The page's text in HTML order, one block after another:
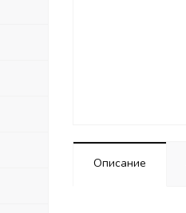
Описание